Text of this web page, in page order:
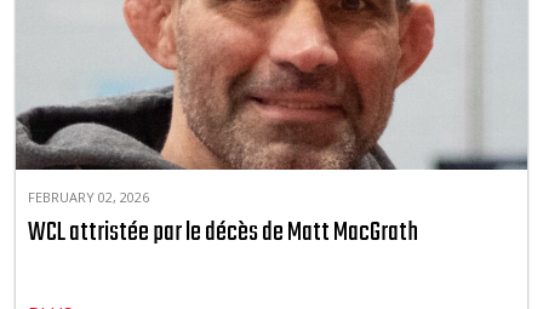
FEBRUARY 02, 2026
WCL attristée par le décès de Matt MacGrath